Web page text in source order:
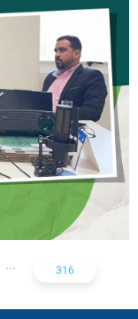
DE
... 316